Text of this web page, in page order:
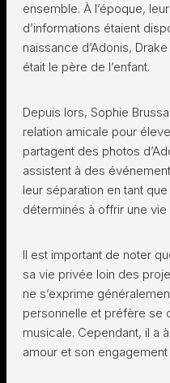
ensemble. À l’époque,
d’informations étaient
naissance d’Adonis,
était le père de l’enfant.
Depuis lors, Sophie
relation amicale pour
partagent des photos
assistent à des
leur séparation en tant
déterminés à offrir une
Il est important de noter
sa vie privée loin des
ne s’exprime
personnelle et préfère se
musicale. Cependant, il a
amour et son